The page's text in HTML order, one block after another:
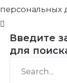
персональных
Введите
для